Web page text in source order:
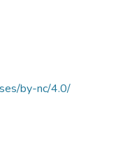
by-nc/4.0/